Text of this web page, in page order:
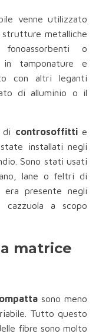
venne utilizzato
metalliche
o
in tamponature e
con altri leganti
di alluminio o il
di controsoffittie
installati negli
Sono stati usati
lane o feltri di
era presente negli
a scopo
matrice
sono meno
Tutto questo
fibre sono molto